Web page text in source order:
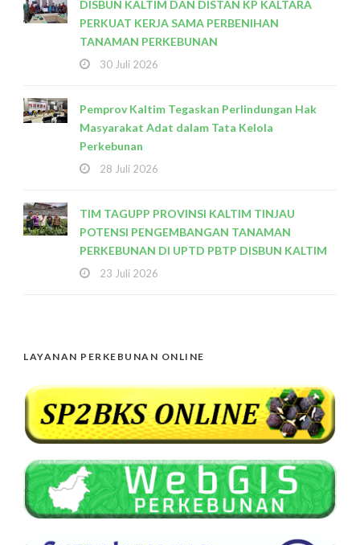
DISBUN KALTIM DAN DISTAN KP KALTARA
PERKUAT KERJA SAMA PERBENIHAN
TANAMAN PERKEBUNAN
30 Juli 2026
Pemprov Kaltim Tegaskan Perlindungan Hak
Masyarakat Adat dalam Tata Kelola
Perkebunan
28 Juli 2026
TIM TAGUPP PROVINSI KALTIM TINJAU
POTENSI PENGEMBANGAN TANAMAN
PERKEBUNAN DI UPTD PBTP DISBUN KALTIM
23 Juli 2026
LAYANAN PERKEBUNAN ONLINE